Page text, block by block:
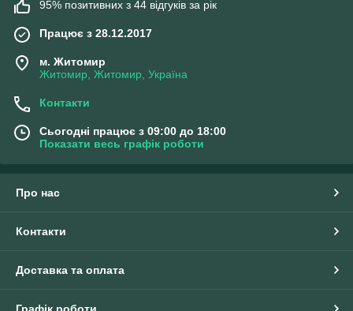
95% позитивних з 44 відгуків за рік
Працює з 28.12.2017
м. Житомир
Житомир, Житомир, Україна
Контакти
Сьогодні працює з 09:00 до 18:00
Показати весь графік роботи
Про нас
Контакти
Доставка та оплата